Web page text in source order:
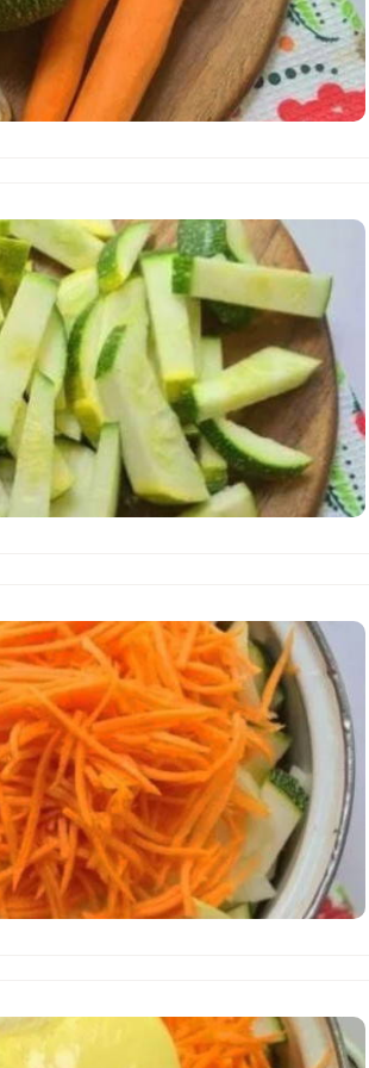
10.3 мг
183.6 мкг
542.3 мг
465 мг
388.4 мг
7918.9 мг
274 мг
652.9 мг
14.6 мг
39.6 мкг
41.4 мкг
36 мкг
3.5 мкг
1308.4 мкг
4.9 мкг
Готовить салат из
необходимо тщательно
и удалите
их. После этого